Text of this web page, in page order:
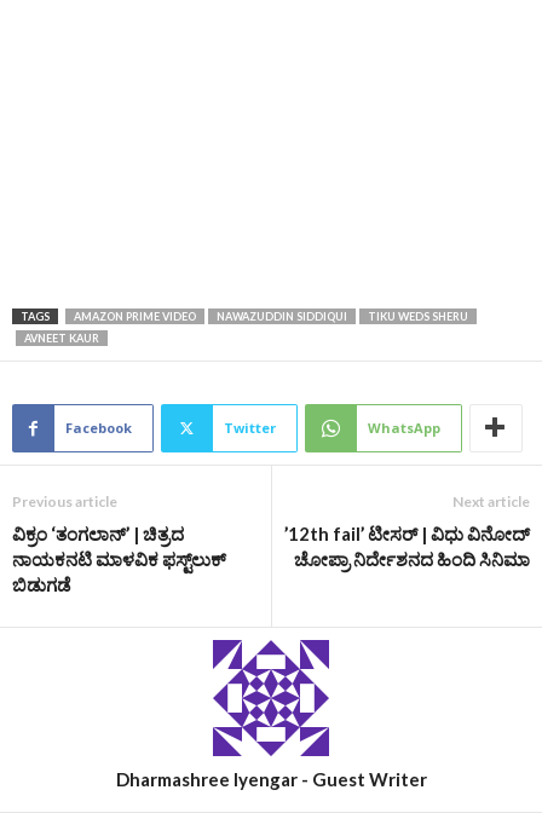
TAGS AMAZON PRIME VIDEO NAWAZUDDIN SIDDIQUI
TIKU WEDS SHERU
AVNEET KAUR
Facebook Twitter WhatsApp
Previous article
ವಿಕ್ರಂ ‘ತಂಗಲಾನ್‌’ | ಚಿತ್ರದ
ನಾಯಕನಟಿ ಮಾಳವಿಕ ಫಸ್ಟ್‌ಲುಕ್‌
ಬಿಡುಗಡೆ
Next article
’12th fail’ ಟೀಸರ್‌ | ವಿಧು ವಿನೋದ್‌
ಚೋಪ್ರಾ ನಿರ್ದೇಶನದ ಹಿಂದಿ ಸಿನಿಮಾ
Dharmashree Iyengar - Guest Writer